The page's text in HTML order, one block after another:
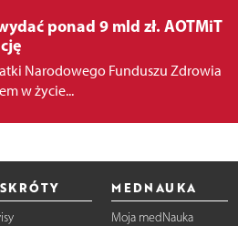
ponad 9 mld zł. AOTMiT
Narodowego Funduszu Zdrowia
w życie...
MEDNAUKA
Moja medNauka